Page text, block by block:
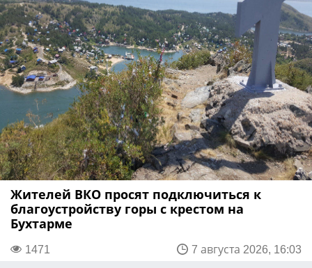
Жителей ВКО просят подключиться к
благоустройству горы с крестом на
Бухтарме
1471 7 августа 2026, 16:03